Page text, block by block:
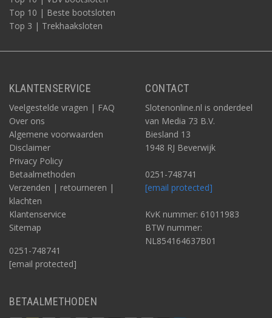
Top 10 | Beste bootsloten
Top 3 | Trekhaaksloten
KLANTENSERVICE
Veelgestelde vragen | FAQ
Over ons
Algemene voorwaarden
Disclaimer
Privacy Policy
Betaalmethoden
Verzenden | retourneren |
klachten
Klantenservice
Sitemap
0251-748741
[email protected]
CONTACT
Slotenonline.nl is onderdeel
van Media 73 B.V.
Biesland 13
1948 RJ Beverwijk
0251-748741
[email protected]
KvK nummer: 61011983
BTW nummer:
NL854164637B01
BETAALMETHODEN